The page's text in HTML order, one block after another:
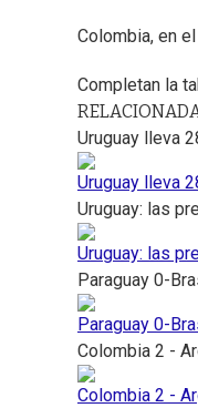
Colombia, en
Completan la
Uruguay lleva
Uruguay lleva
Uruguay: las
Uruguay: las
Paraguay 0-
Paraguay 0-
Colombia 2 -
Colombia 2 -